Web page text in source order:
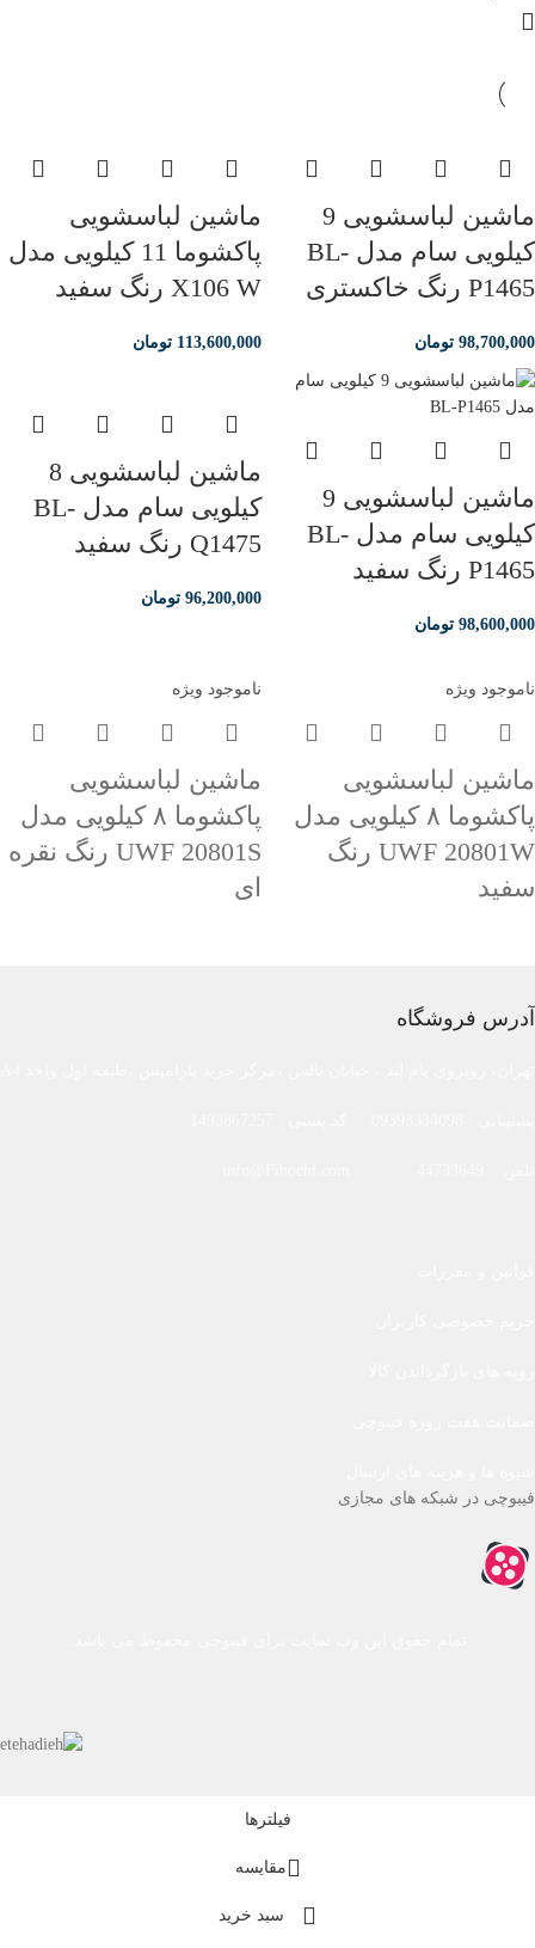
ماشین لباسشویی 9
کیلویی سام مدل BL-
P1465 رنگ خاکستری
98,700,000 تومان
ماشین لباسشویی
پاکشوما 11 کیلویی مدل
X106 W رنگ سفید
113,600,000 تومان
ماشین لباسشویی 9
کیلویی سام مدل BL-
P1465 رنگ سفید
98,600,000 تومان
ماشین لباسشویی 8
کیلویی سام مدل BL-
Q1475 رنگ سفید
96,200,000 تومان
ناموجود ویژه
ماشین لباسشویی
پاکشوما ۸ کیلویی مدل
UWF 20801W رنگ
سفید
ناموجود ویژه
ماشین لباسشویی
پاکشوما ۸ کیلویی مدل
UWF 20801S رنگ نقره
ای
آدرس فروشگاه
فیبوچی در شبکه های مجازی
فیلترها
مقایسه
سبد خرید